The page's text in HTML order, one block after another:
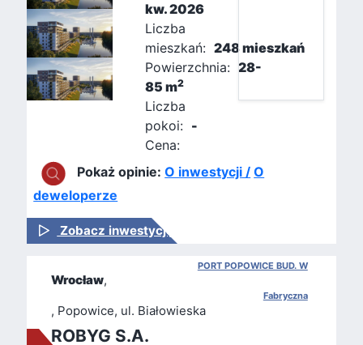
kw. 2026
Liczba
mieszkań: 248 mieszkań
Powierzchnia: 28-
85 m2
Liczba
pokoi: -
Cena:
Pokaż opinie:O inwestycji / O
deweloperze
Zobacz inwestycję
PORT POPOWICE BUD. W
Wrocław,
Fabryczna
, Popowice, ul. Białowieska
ROBYG S.A.